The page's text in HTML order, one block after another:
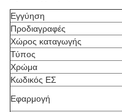
Εγγύηση
Προδιαγραφές
Χώρος καταγωγής
Τύπος
Χρώμα
Κωδικός ΕΣ
Εφαρμογή